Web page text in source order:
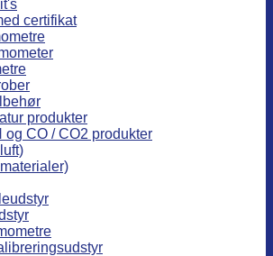
certifikat
produkter
og CO / CO2 produkter